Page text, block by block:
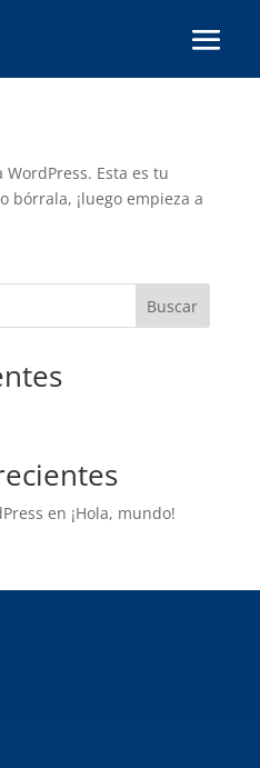
Esta es tu
bórrala, ¡luego empieza a
Buscar
en ¡Hola, mundo!